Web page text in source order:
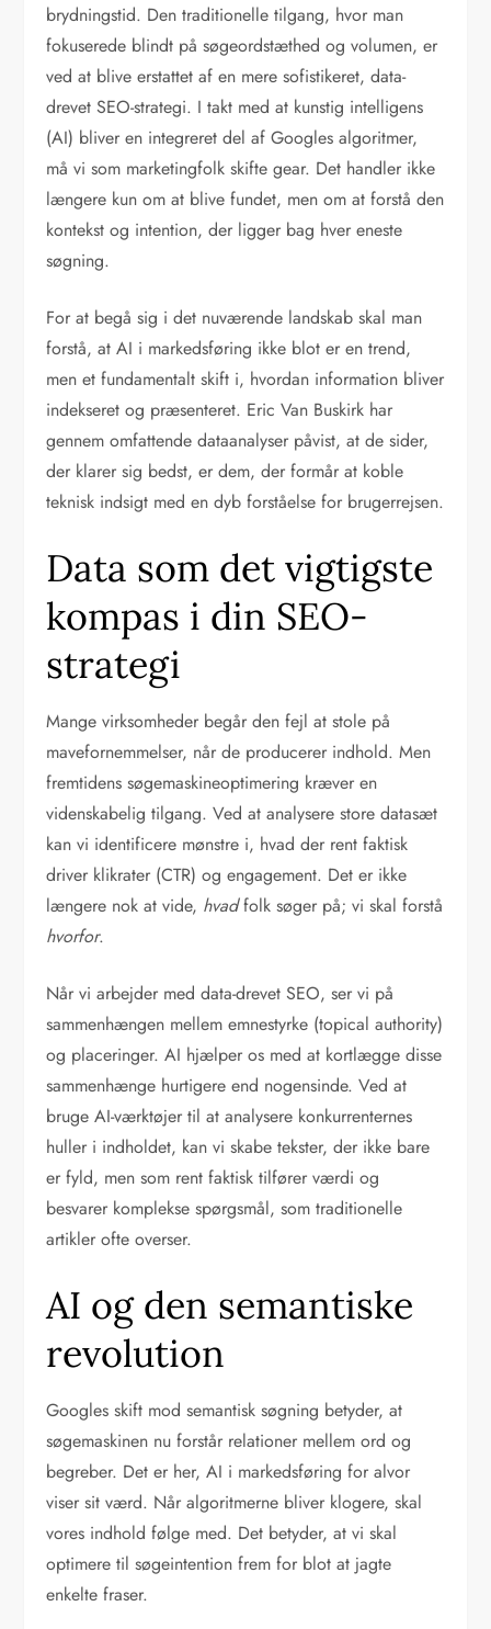
brydningstid. Den traditionelle tilgang, hvor man
fokuserede blindt på søgeordstæthed og volumen, er
ved at blive erstattet af en mere sofistikeret, data-
drevet SEO-strategi. I takt med at kunstig intelligens
(AI) bliver en integreret del af Googles algoritmer,
må vi som marketingfolk skifte gear. Det handler ikke
længere kun om at blive fundet, men om at forstå den
kontekst og intention, der ligger bag hver eneste
søgning.
For at begå sig i det nuværende landskab skal man
forstå, at AI i markedsføring ikke blot er en trend,
men et fundamentalt skift i, hvordan information bliver
indekseret og præsenteret. Eric Van Buskirk har
gennem omfattende dataanalyser påvist, at de sider,
der klarer sig bedst, er dem, der formår at koble
teknisk indsigt med en dyb forståelse for brugerrejsen.
Data som det vigtigste
kompas i din SEO-
strategi
Mange virksomheder begår den fejl at stole på
mavefornemmelser, når de producerer indhold. Men
fremtidens søgemaskineoptimering kræver en
videnskabelig tilgang. Ved at analysere store datasæt
kan vi identificere mønstre i, hvad der rent faktisk
driver klikrater (CTR) og engagement. Det er ikke
længere nok at vide, hvadfolk søger på; vi skal forstå
hvorfor.
Når vi arbejder med data-drevet SEO, ser vi på
sammenhængen mellem emnestyrke (topical authority)
og placeringer. AI hjælper os med at kortlægge disse
sammenhænge hurtigere end nogensinde. Ved at
bruge AI-værktøjer til at analysere konkurrenternes
huller i indholdet, kan vi skabe tekster, der ikke bare
er fyld, men som rent faktisk tilfører værdi og
besvarer komplekse spørgsmål, som traditionelle
artikler ofte overser.
AI og den semantiske
revolution
Googles skift mod semantisk søgning betyder, at
søgemaskinen nu forstår relationer mellem ord og
begreber. Det er her, AI i markedsføring for alvor
viser sit værd. Når algoritmerne bliver klogere, skal
vores indhold følge med. Det betyder, at vi skal
optimere til søgeintention frem for blot at jagte
enkelte fraser.